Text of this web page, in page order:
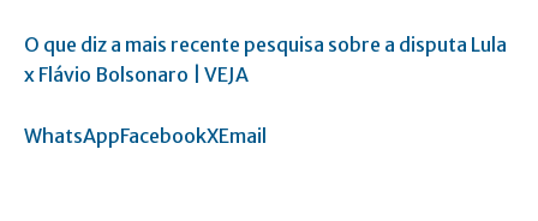
O que diz a mais recente pesquisa sobre a disputa Lula
x Flávio Bolsonaro | VEJA
WhatsAppFacebookXEmail